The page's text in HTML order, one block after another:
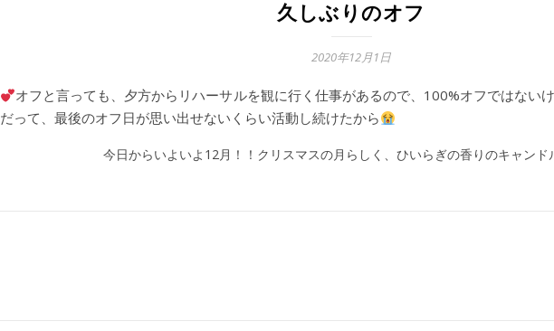
久しぶりのオフ
2020年12月1日
オフと言っても、夕方からリハーサルを観に行く仕事があるので、100%オフではない
だって、最後のオフ日が思い出せないくらい活動し続けたから
今日からいよいよ12月！！クリスマスの月らしく、ひいらぎの香りのキャンド